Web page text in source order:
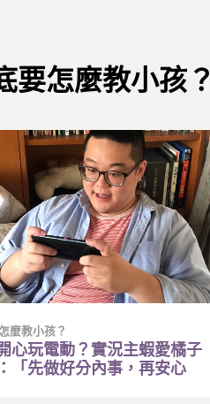
要怎麼教小孩？
麼教小孩？
心玩電動？實況主蝦愛橘子
「先做好分內事，再安心